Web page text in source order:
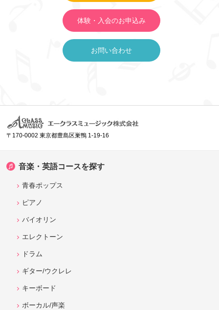
体験・入会のお申込み
お問い合わせ
〒170-0002 東京都豊島区巣鴨 1-19-16
音楽・英語コースを探す
青春ポップス
ピアノ
バイオリン
エレクトーン
ドラム
ギター/ウクレレ
キーボード
ボーカル/声楽